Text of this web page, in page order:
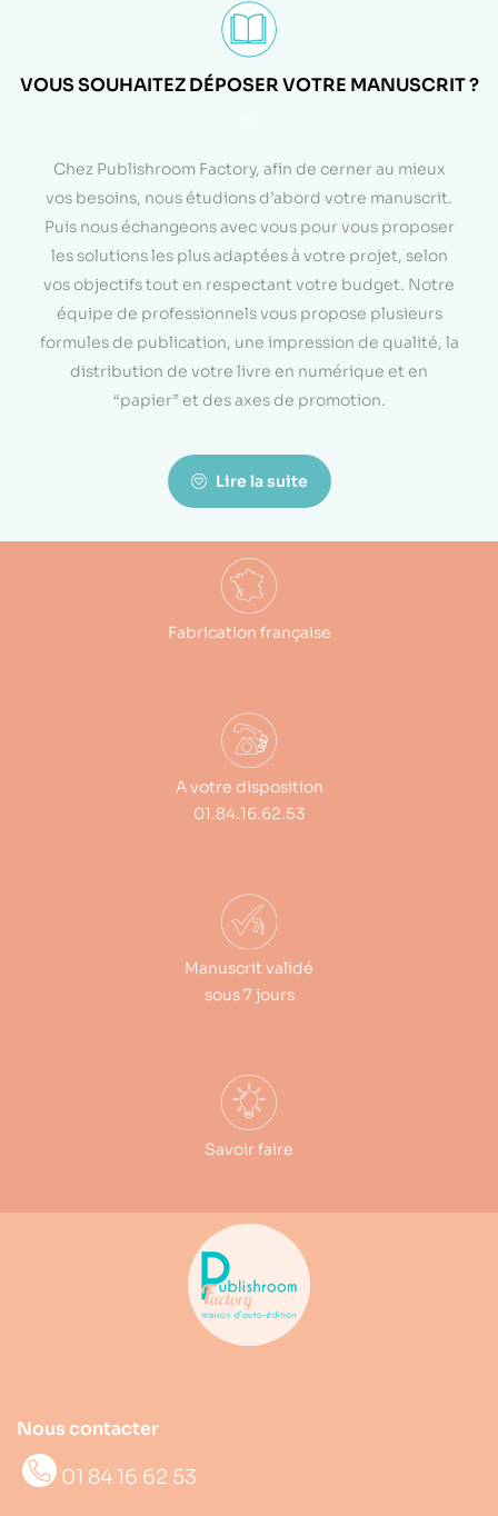
VOUS SOUHAITEZ DÉPOSER VOTRE MANUSCRIT ?
Chez Publishroom Factory, afin de cerner au mieux
vos besoins, nous étudions d’abord votre manuscrit.
Puis nous échangeons avec vous pour vous proposer
les solutions les plus adaptées à votre projet, selon
vos objectifs tout en respectant votre budget. Notre
équipe de professionnels vous propose plusieurs
formules de publication, une impression de qualité, la
distribution de votre livre en numérique et en
“papier” et des axes de promotion.
Lire la suite
Fabrication française
A votre disposition
01.84.16.62.53
Manuscrit validé
sous 7 jours
Savoir faire
Nous contacter
01 84 16 62 53